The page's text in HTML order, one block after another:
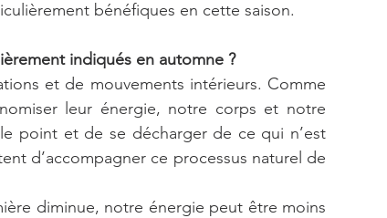
bénéfiques en cette saison.
indiqués en automne ?
et de mouvements intérieurs. Comme
leur énergie, notre corps et notre
point et de se décharger de ce qui n’est
d’accompagner ce processus naturel de
diminue, notre énergie peut être moins